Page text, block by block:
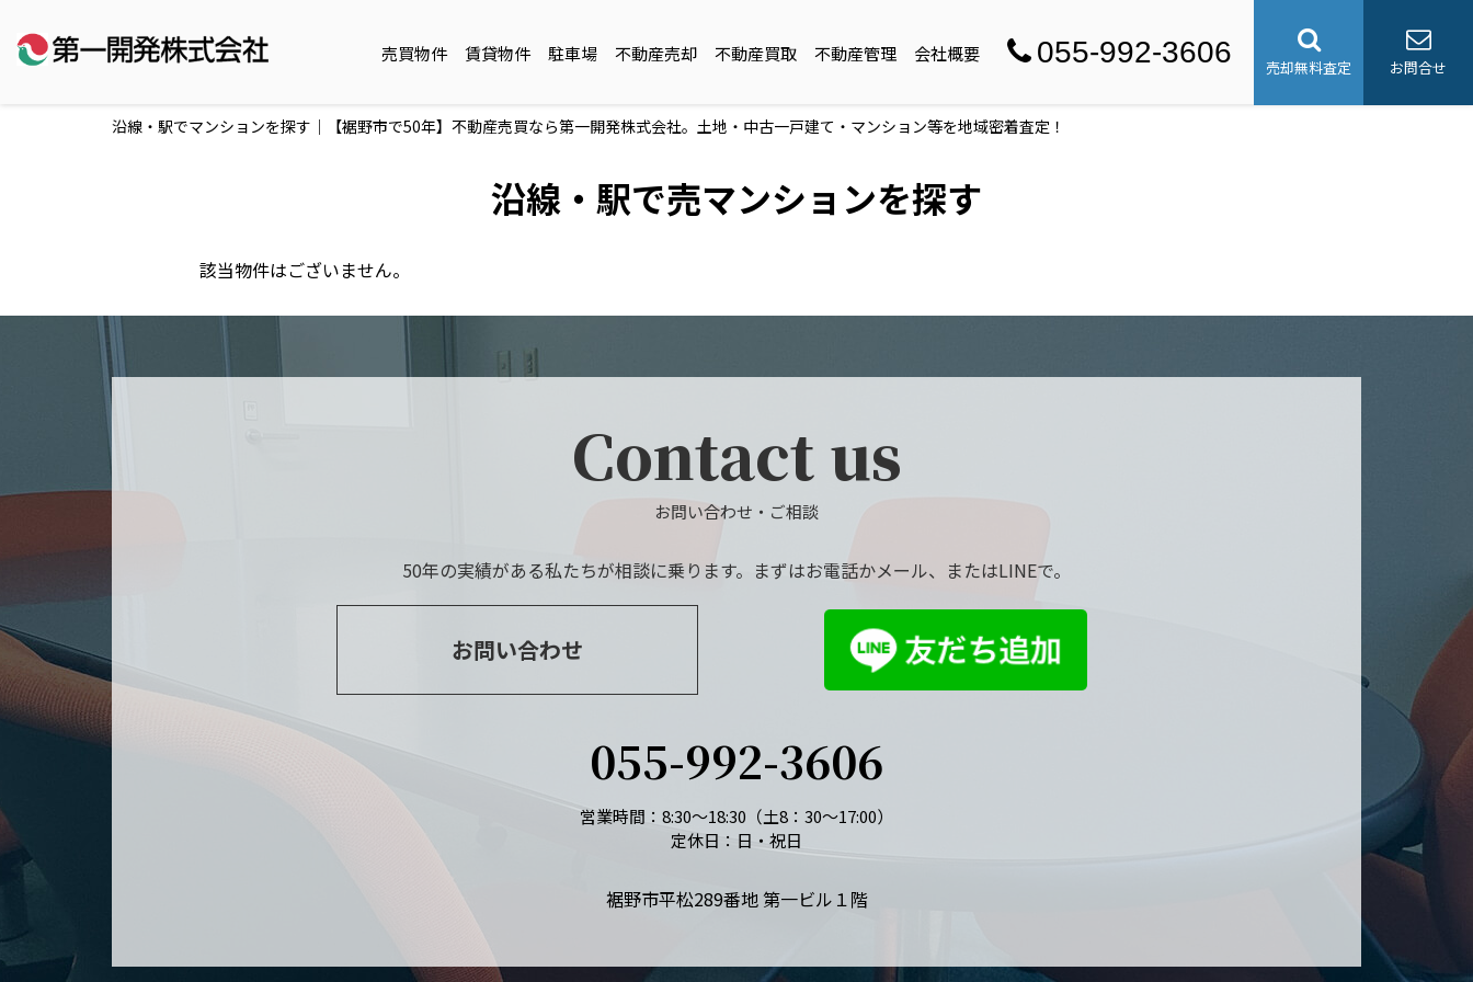
売買物件 賃貸物件 駐車場 不動産売却 不動産買取 不動産管理 会社概要 055-992-3606 売却無料査定 お問合せ
沿線・駅でマンションを探す｜【裾野市で50年】不動産売買なら第一開発株式会社。土地・中古一戸建て・マンション等を地域密着査定！
沿線・駅で売マンションを探す
該当物件はございません。
Contact us
お問い合わせ・ご相談
50年の実績がある私たちが相談に乗ります。まずはお電話かメール、またはLINEで。
お問い合わせ
055-992-3606
営業時間：8:30～18:30（土8：30～17:00）
定休日：日・祝日
裾野市平松289番地 第一ビル１階